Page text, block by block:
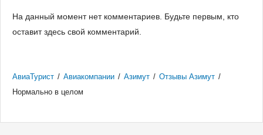
На данный момент нет комментариев. Будьте первым, кто
оставит здесь свой комментарий.
АвиаТурист / Авиакомпании / Азимут / Отзывы Азимут /
Нормально в целом